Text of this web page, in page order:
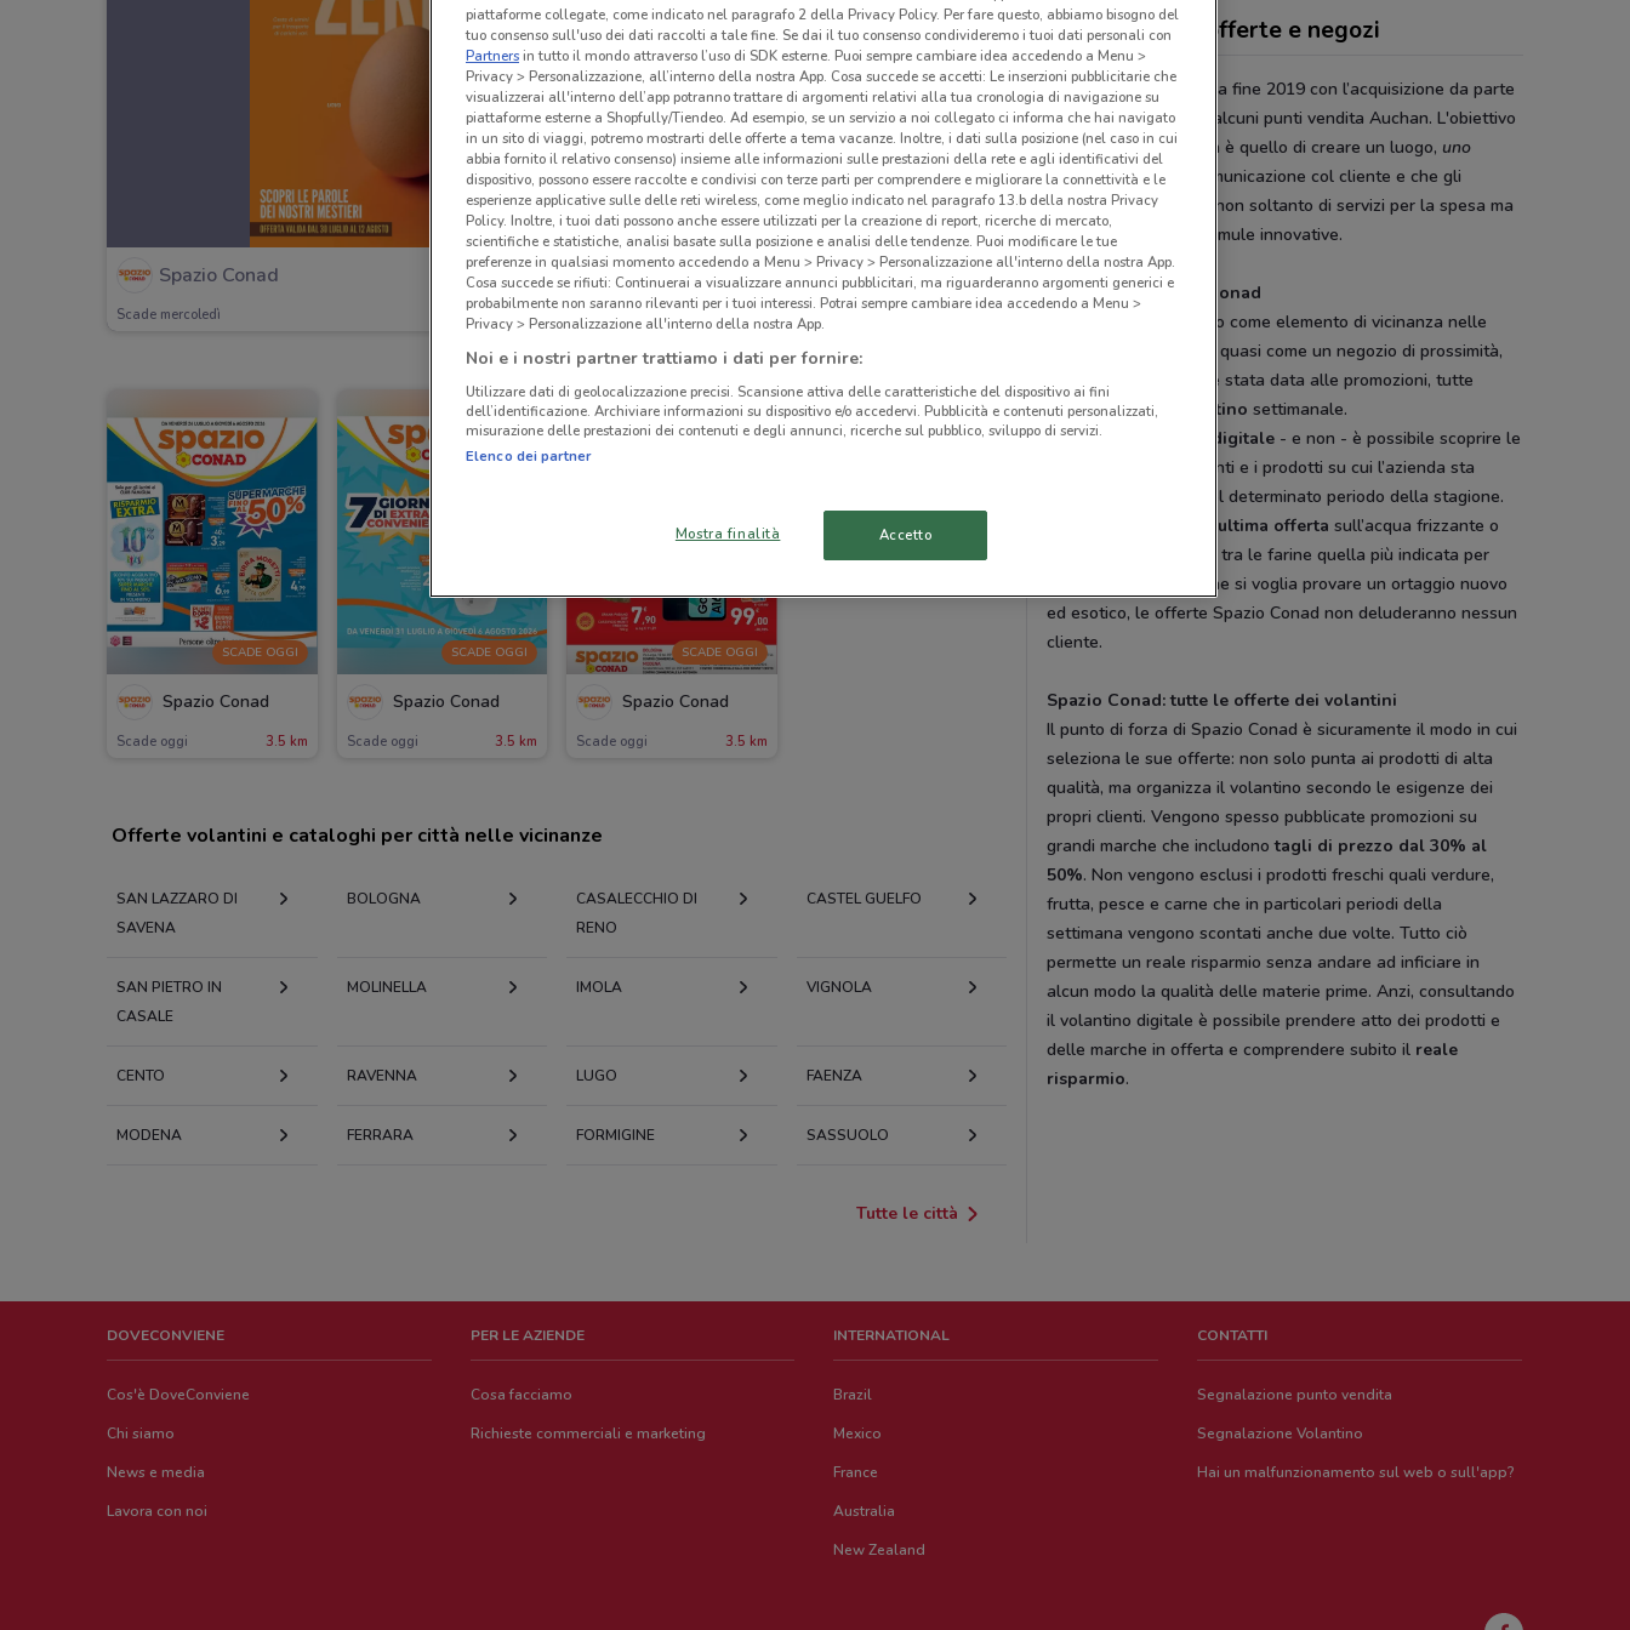
Spazio Conad
Scade mercoledì
SCADE OGGI
Spazio Conad
Scade oggi 3.5 km
SCADE OGGI
Spazio Conad
Scade oggi 3.5 km
SCADE OGGI
Spazio Conad
Scade oggi 3.5 km
Offerte volantini e cataloghi per città nelle vicinanze
SAN LAZZARO DI
SAVENA
BOLOGNA
CASALECCHIO DI
RENO
CASTEL GUELFO
SAN PIETRO IN
CASALE
MOLINELLA IMOLA VIGNOLA
CENTO RAVENNA LUGO FAENZA
MODENA FERRARA FORMIGINE SASSUOLO
Tutte le città
Spazio Conad, offerte e negozi
Spazio Conadnasce a fine 2019 con l’acquisizione da parte
del gruppoConad
di alcuni punti vendita Auchan. L'obiettivo
dichiarato dell’azienda è quello di creare un luogo, uno
spazioappunto, di comunicazione col cliente e che gli
consenta di usufruire non soltanto di servizi per la spesa ma
anche di nuovi con formule innovative.
Il volantino Spazio Conad
Essendo stato pensato come elemento di vicinanza nelle
comunità in cui opera, quasi come un negozio di prossimità,
particolare rilevanza è stata data alle promozioni, tutte
consultabili nel
volantino settimanale.
In ciascun
volantino digitale - e non - è possibile scoprire le
, gli sconti e i prodotti su cui l’azienda sta
puntando di più in quel determinato periodo della stagione.
ultima offerta sull’acqua frizzante o
naturale, che si cerchi tra le farine quella più indicata per
una ricetta antica o che si voglia provare un ortaggio nuovo
ed esotico, le offerte Spazio Conad non deluderanno nessun
cliente.
Spazio Conad: tutte le offerte dei volantini
Il punto di forza di Spazio Conad è sicuramente il modo in cui
seleziona le sue offerte: non solo punta ai prodotti di alta
qualità, ma organizza il volantino secondo le esigenze dei
propri clienti. Vengono spesso pubblicate promozioni su
grandi marche che includonotagli di prezzo dal 30% al
50%. Non vengono esclusi i prodotti freschi quali verdure,
frutta, pesce e carne che in particolari periodi della
settimana vengono scontati anche due volte. Tutto ciò
permette un reale risparmio senza andare ad inficiare in
alcun modo la qualità delle materie prime. Anzi, consultando
il volantino digitale è possibile prendere atto dei prodotti e
delle marche in offerta e comprendere subito il reale
risparmio.
DOVECONVIENE
Cos'è DoveConviene
Chi siamo
News e media
Lavora con noi
PER LE AZIENDE
Cosa facciamo
Richieste commerciali e marketing
INTERNATIONAL
Brazil
Mexico
France
Australia
New Zealand
CONTATTI
Segnalazione punto vendita
Segnalazione Volantino
Hai un malfunzionamento sul web o sull'app?
piattaforme collegate, come indicato nel paragrafo 2 della Privacy Policy. Per fare questo, abbiamo bisogno del
tuo consenso sull'uso dei dati raccolti a tale fine. Se dai il tuo consenso condivideremo i tuoi dati personali con
Partnersin tutto il mondo attraverso l’uso di SDK esterne. Puoi sempre cambiare idea accedendo a Menu >
Privacy > Personalizzazione, all’interno della nostra App. Cosa succede se accetti: Le inserzioni pubblicitarie che
visualizzerai all'interno dell’app potranno trattare di argomenti relativi alla tua cronologia di navigazione su
piattaforme esterne a Shopfully/Tiendeo. Ad esempio, se un servizio a noi collegato ci informa che hai navigato
in un sito di viaggi, potremo mostrarti delle offerte a tema vacanze. Inoltre, i dati sulla posizione (nel caso in cui
abbia fornito il relativo consenso) insieme alle informazioni sulle prestazioni della rete e agli identificativi del
dispositivo, possono essere raccolte e condivisi con terze parti per comprendere e migliorare la connettività e le
esperienze applicative sulle delle reti wireless, come meglio indicato nel paragrafo 13.b della nostra Privacy
Policy. Inoltre, i tuoi dati possono anche essere utilizzati per la creazione di report, ricerche di mercato,
scientifiche e statistiche, analisi basate sulla posizione e analisi delle tendenze. Puoi modificare le tue
preferenze in qualsiasi momento accedendo a Menu > Privacy > Personalizzazione all'interno della nostra App.
Cosa succede se rifiuti: Continuerai a visualizzare annunci pubblicitari, ma riguarderanno argomenti generici e
probabilmente non saranno rilevanti per i tuoi interessi. Potrai sempre cambiare idea accedendo a Menu >
Privacy > Personalizzazione all'interno della nostra App.
Noi e i nostri partner trattiamo i dati per fornire:
Utilizzare dati di geolocalizzazione precisi. Scansione attiva delle caratteristiche del dispositivo ai fini
dell’identificazione. Archiviare informazioni su dispositivo e/o accedervi. Pubblicità e contenuti personalizzati,
misurazione delle prestazioni dei contenuti e degli annunci, ricerche sul pubblico, sviluppo di servizi.
Elenco dei partner
Mostra finalità Accetto